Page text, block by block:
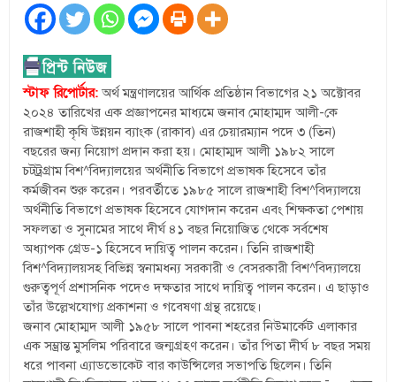
স্টাফ রিপোর্টার:অর্থ মন্ত্রণালয়ের আর্থিক প্রতিষ্ঠান বিভাগের ২১ অক্টোবর
২০২৪ তারিখের এক প্রজ্ঞাপনের মাধ্যমে জনাব মোহাম্মদ আলী-কে
রাজশাহী কৃষি উন্নয়ন ব্যাংক (রাকাব) এর চেয়ারম্যান পদে ৩ (তিন)
বছরের জন্য নিয়োগ প্রদান করা হয়। মোহাম্মদ আলী ১৯৮২ সালে
চট্ট্রগ্রাম বিশ^বিদ্যালয়ের অর্থনীতি বিভাগে প্রভাষক হিসেবে তাঁর
কর্মজীবন শুরু করেন। পরবর্তীতে ১৯৮৫ সালে রাজশাহী বিশ^বিদ্যালয়ে
অর্থনীতি বিভাগে প্রভাষক হিসেবে যোগদান করেন এবং শিক্ষকতা পেশায়
সফলতা ও সুনামের সাথে দীর্ঘ ৪১ বছর নিয়োজিত থেকে সর্বশেষ
অধ্যাপক গ্রেড-১ হিসেবে দায়িত্ব পালন করেন। তিনি রাজশাহী
বিশ^বিদ্যালয়সহ বিভিন্ন স্বনামধন্য সরকারী ও বেসরকারী বিশ^বিদ্যালয়ে
গুরুত্বপূর্ণ প্রশাসনিক পদেও দক্ষতার সাথে দায়িত্ব পালন করেন। এ ছাড়াও
তাঁর উল্লেখযোগ্য প্রকাশনা ও গবেষণা গ্রন্থ রয়েছে।
জনাব মোহাম্মদ আলী ১৯৫৮ সালে পাবনা শহরের নিউমার্কেট এলাকার
এক সম্ভ্রান্ত মুসলিম পরিবারে জন্মগ্রহণ করেন। তাঁর পিতা দীর্ঘ ৮ বছর সময়
ধরে পাবনা এ্যাডভোকেট বার কাউন্সিলের সভাপতি ছিলেন। তিনি